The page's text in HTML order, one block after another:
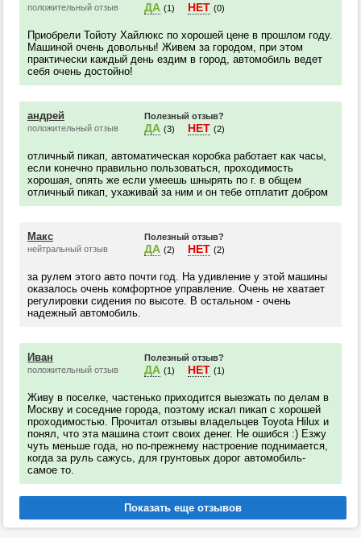
положительный отзыв ДА (1) НЕТ (0)
Приобрели Тойоту Хайлюкс по хорошей цене в прошлом году.
Машиной очень довольны! Живем за городом, при этом
практически каждый день ездим в город, автомобиль ведет
себя очень достойно!
андрей
положительный отзыв
Полезный отзыв?
ДА (3) НЕТ (2)
отличный пикап, автоматическая коробка работает как часы,
если конечно правильно пользоваться, проходимость
хорошая, опять же если умеешь шнырять по г. в общем
отличный пикап, ухаживай за ним и он тебе отплатит добром
Макс
нейтральный отзыв
Полезный отзыв?
ДА (2) НЕТ (2)
за рулем этого авто почти год. На удивление у этой машины
оказалось очень комфортное управление. Очень не хватает
регулировки сидения по высоте. В остальном - очень
надежный автомобиль.
Иван
положительный отзыв
Полезный отзыв?
ДА (1) НЕТ (1)
Живу в поселке, частенько приходится выезжать по делам в
Москву и соседние города, поэтому искал пикап с хорошей
проходимостью. Прочитал отзывы владельцев Toyota Hilux и
понял, что эта машина стоит своих денег. Не ошибся :) Езжу
чуть меньше года, но по-прежнему настроение поднимается,
когда за руль сажусь, для грунтовых дорог автомобиль-
самое то.